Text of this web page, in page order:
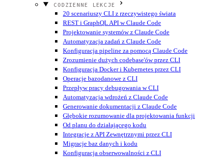
CODZIENNE LEKCJE
20 scenariuszy CLI z rzeczywistego świata
REST i GraphQL API w Claude Code
Projektowanie systemów z Claude Code
Automatyzacja zadań z Claude Code
Konfiguracja pipeline za pomocą Claude Code
Zrozumienie dużych codebase'ów przez CLI
Konfiguracja Docker i Kubernetes przez CLI
Operacje bazodanowe z CLI
Przepływ pracy debugowania w CLI
Automatyzacja wdrożeń z Claude Code
Generowanie dokumentacji z Claude Code
Głębokie rozumowanie dla projektowania funkcji
Od planu do działającego kodu
Integracje z API Zewnętrznymi przez CLI
Migracje baz danych i kodu
Konfiguracja obserwowalności z CLI